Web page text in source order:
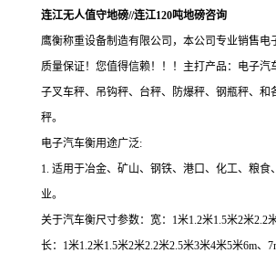
连江无人值守地磅//连江120吨地磅咨询
鹰衡称重设备制造有限公司，本公司专业销售电
质量保证！您值得信赖！！！主打产品：电子汽
子叉车秤、吊钩秤、台秤、防爆秤、钢瓶秤、和
秤。
电子汽车衡用途广泛:
1. 适用于冶金、矿山、钢铁、港口、化工、粮食
业。
关于汽车衡尺寸参数：宽： 1米1.2米1.5米2米2.2
长：1米1.2米1.5米2米2.2米2.5米3米4米5米6m、